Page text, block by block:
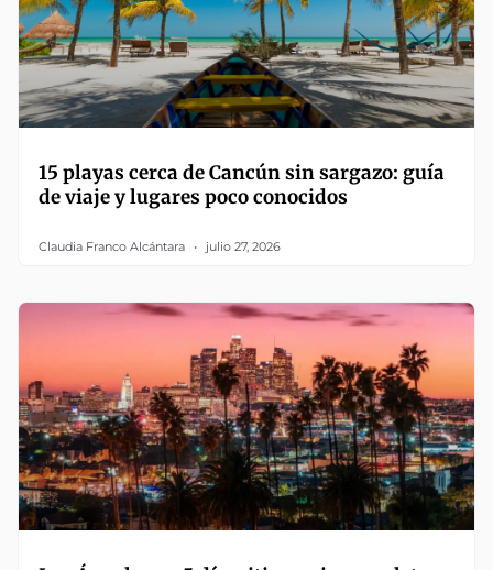
15 playas cerca de Cancún sin sargazo: guía
de viaje y lugares poco conocidos
Claudia Franco Alcántara julio 27, 2026